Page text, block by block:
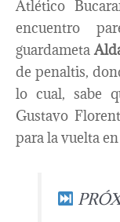
Atlético
encuentro
guardameta
de penaltis,
lo cual, sabe
Gustavo
para la vuelta en